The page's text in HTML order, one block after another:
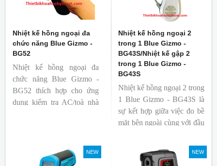
Nhiệt kế hồng ngoại đa
chức năng Blue Gizmo -
BG52
Nhiệt kế hồng ngoại đa
chức năng Blue Gizmo -
BG52 thích hợp cho ứng
dụng kiểm tra AC/toà nhà
Nhiệt kế hồng ngoại 2
trong 1 Blue Gizmo -
BG43S/Nhiệt kế gập 2
trong 1 Blue Gizmo -
BG43S
Nhiệt kế hồng ngoại 2 trong
1 Blue Gizmo - BG43S là
sự kết hợp giữa việc đo bề
mặt bên ngoài cùng với đầu
Nhiệt kế thích hợp cho
ngành công nghiệp thực
NEW NEW